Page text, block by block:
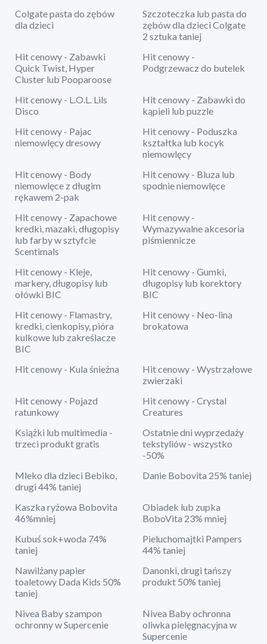
Colgate pasta do zębów
dla dzieci
Szczoteczka lub pasta do
zębów dla dzieci Colgate
2 sztuka taniej
Hit cenowy - Zabawki
Quick Twist, Hyper
Cluster lub Pooparoose
Hit cenowy -
Podgrzewacz do butelek
Hit cenowy - L.O.L. Lils
Disco
Hit cenowy - Zabawki do
kąpieli lub puzzle
Hit cenowy - Pajac
niemowlęcy dresowy
Hit cenowy - Poduszka
kształtka lub kocyk
niemowlęcy
Hit cenowy - Body
niemowlęce z długim
rękawem 2-pak
Hit cenowy - Bluza lub
spodnie niemowlęce
Hit cenowy - Zapachowe
kredki, mazaki, długopisy
lub farby w sztyfcie
Scentimals
Hit cenowy -
Wymazywalne akcesoria
piśmiennicze
Hit cenowy - Kleje,
markery, długopisy lub
ołówki BIC
Hit cenowy - Gumki,
długopisy lub korektory
BIC
Hit cenowy - Flamastry,
kredki, cienkopisy, pióra
kulkowe lub zakreślacze
BIC
Hit cenowy - Neo-lina
brokatowa
Hit cenowy - Kula śnieżna
Hit cenowy - Wystrzałowe
zwierzaki
Hit cenowy - Pojazd
ratunkowy
Hit cenowy - Crystal
Creatures
Książki lub multimedia -
trzeci produkt gratis
Ostatnie dni wyprzedaży
tekstyliów - wszystko
-50%
Mleko dla dzieci Bebiko,
drugi 44% taniej
Danie Bobovita 25% taniej
Kaszka ryżowa Bobovita
46%mniej
Obiadek lub zupka
BoboVita 23% mniej
Kubuś sok+woda 74%
taniej
Pieluchomajtki Pampers
44% taniej
Nawilżany papier
toaletowy Dada Kids 50%
taniej
Danonki, drugi tańszy
produkt 50% taniej
Nivea Baby szampon
ochronny w Supercenie
Nivea Baby ochronna
oliwka pielęgnacyjna w
Supercenie